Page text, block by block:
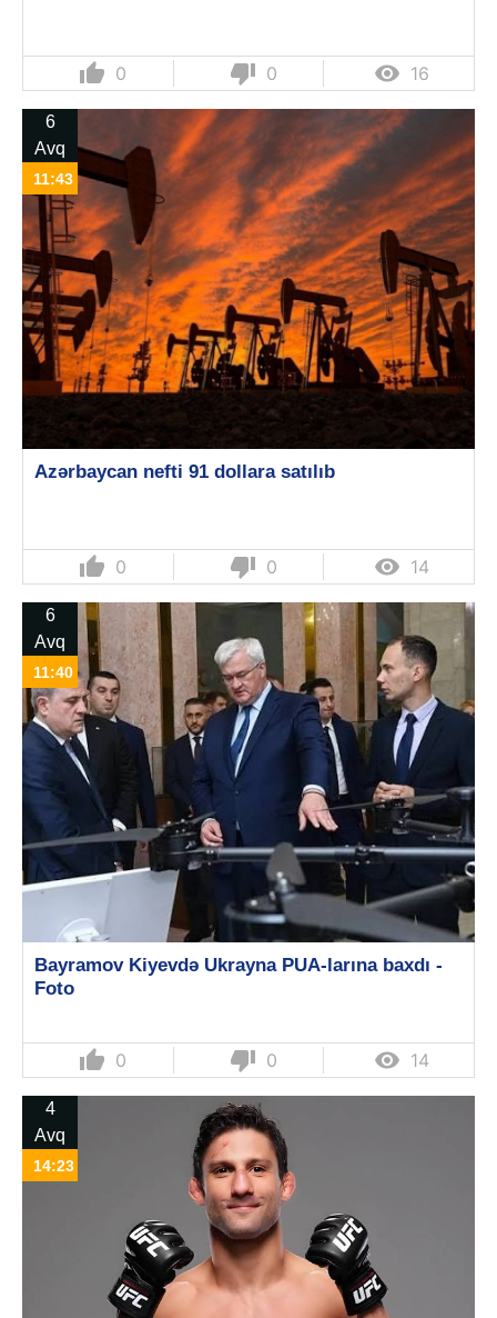
thumb_up 0 thumb_down 0  16
6
Avq
11:43
Azərbaycan nefti 91 dollara satılıb
thumb_up 0 thumb_down 0  14
6
Avq
11:40
Bayramov Kiyevdə Ukrayna PUA-larına baxdı -
Foto
thumb_up 0 thumb_down 0  14
4
Avq
14:23